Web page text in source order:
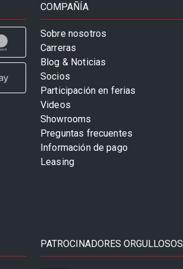
COMPAÑÍA
Sobre nosotros
Carreras
Blog & Noticias
Socios
Participación en ferias
Videos
Showrooms
Preguntas frecuentes
Información de pago
Leasing
PATROCINADORES ORGULLOSOS